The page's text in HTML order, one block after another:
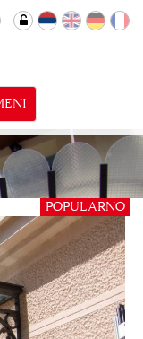
POPULARNO